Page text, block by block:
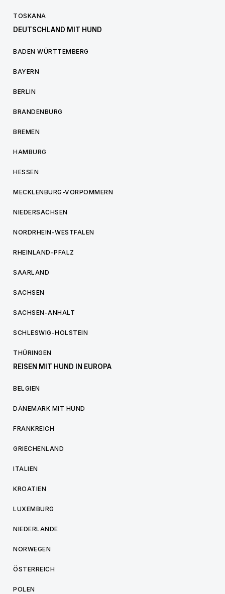
TOSKANA
DEUTSCHLAND MIT HUND
BADEN WÜRTTEMBERG
BAYERN
BERLIN
BRANDENBURG
BREMEN
HAMBURG
HESSEN
MECKLENBURG-VORPOMMERN
NIEDERSACHSEN
NORDRHEIN-WESTFALEN
RHEINLAND-PFALZ
SAARLAND
SACHSEN
SACHSEN-ANHALT
SCHLESWIG-HOLSTEIN
THÜRINGEN
REISEN MIT HUND IN EUROPA
BELGIEN
DÄNEMARK MIT HUND
FRANKREICH
GRIECHENLAND
ITALIEN
KROATIEN
LUXEMBURG
NIEDERLANDE
NORWEGEN
ÖSTERREICH
POLEN